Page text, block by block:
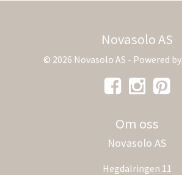
Novasolo AS
© 2026 Novasolo AS - Powered by
Om oss
Novasolo AS
Hegdalringen 11